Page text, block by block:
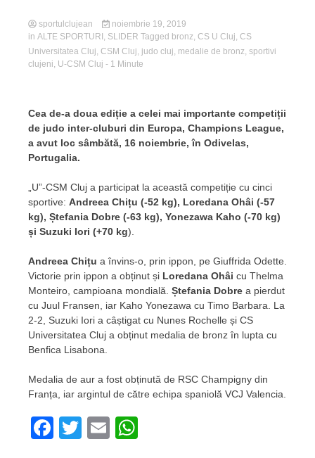
sportulclujean
noiembrie 19, 2019
in ALTE SPORTURI , SLIDER Tagged bronz, CS U Cluj, CS
Universitatea Cluj, CSM Cluj, judo cluj, medalie de bronz, sportivi
clujeni, U-CSM Cluj - 1 Minute
Cea de-a doua ediție a celei mai importante competiții
de judo inter-cluburi din Europa, Champions League,
a avut loc sâmbătă, 16 noiembrie, în Odivelas,
Portugalia.
„U”-CSM Cluj a participat la această competiție cu cinci
sportive: Andreea Chițu (-52 kg), Loredana Ohâi (-57
kg), Ștefania Dobre (-63 kg), Yonezawa Kaho (-70 kg)
și Suzuki Iori (+70 kg).
Andreea Chițu a învins-o, prin ippon, pe Giuffrida Odette.
Victorie prin ippon a obținut și Loredana Ohâi cu Thelma
Monteiro, campioana mondială. Ștefania Dobre a pierdut
cu Juul Fransen, iar Kaho Yonezawa cu Timo Barbara. La
2-2, Suzuki Iori a câștigat cu Nunes Rochelle și CS
Universitatea Cluj a obținut medalia de bronz în lupta cu
Benfica Lisabona.
Medalia de aur a fost obținută de RSC Champigny din
Franța, iar argintul de către echipa spaniolă VCJ Valencia.
Facebook
TwitterEmail